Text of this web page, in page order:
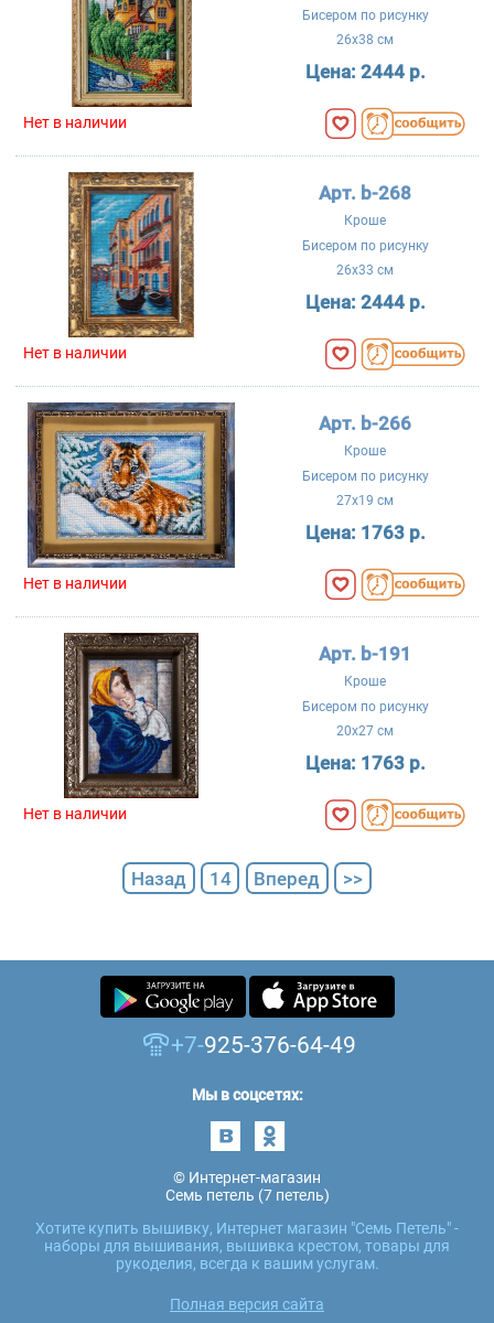
Бисером по рисунку
26x38 см
Цена: 2444 р.
Нет в наличии
Арт. b-268
Кроше
Бисером по рисунку
26x33 см
Цена: 2444 р.
Нет в наличии
Арт. b-266
Кроше
Бисером по рисунку
27x19 см
Цена: 1763 р.
Нет в наличии
Арт. b-191
Кроше
Бисером по рисунку
20x27 см
Цена: 1763 р.
Нет в наличии
Назад 14 Вперед >>
+7-925-376-64-49
Мы в соцсетях:
© Интернет-магазин
Семь петель (7 петель)
Хотите купить вышивку, Интернет магазин "Семь Петель" -
наборы для вышивания, вышивка крестом, товары для
рукоделия, всегда к вашим услугам.
Полная версия сайта